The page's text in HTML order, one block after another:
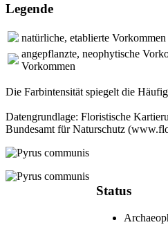
Legende
natürliche, etablierte Vorkommen
angepflanzte, neophytische
Vorkommen
Die Farbintensität spiegelt die
Datengrundlage: Floristische
Bundesamt für Naturschutz
Status